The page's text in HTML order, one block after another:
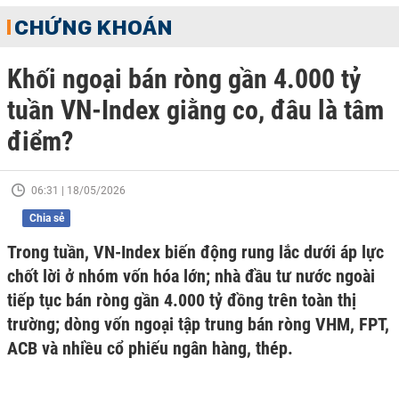
CHỨNG KHOÁN
Khối ngoại bán ròng gần 4.000 tỷ
tuần VN-Index giằng co, đâu là tâm
điểm?
06:31 | 18/05/2026
Chia sẻ
Trong tuần, VN-Index biến động rung lắc dưới áp lực
chốt lời ở nhóm vốn hóa lớn; nhà đầu tư nước ngoài
tiếp tục bán ròng gần 4.000 tỷ đồng trên toàn thị
trường; dòng vốn ngoại tập trung bán ròng VHM, FPT,
ACB và nhiều cổ phiếu ngân hàng, thép.